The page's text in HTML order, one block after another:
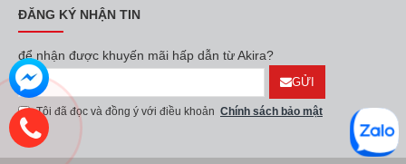
ĐĂNG KÝ NHẬN TIN
để nhận được khuyến mãi hấp dẫn từ Akira?
GỬI
Tôi đã đọc và đồng ý với điều khoản Chính sách bảo mật